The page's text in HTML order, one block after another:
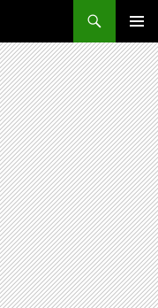
メインメ
ニュー